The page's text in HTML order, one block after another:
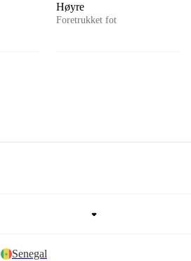
Høyre
Foretrukket fot
Senegal